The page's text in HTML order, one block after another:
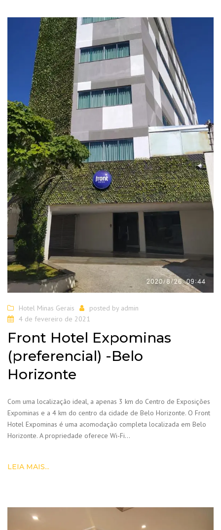
Hotel Minas Gerais posted by admin
4 de fevereiro de 2021
Front Hotel Expominas
(preferencial) -Belo
Horizonte
Com uma localização ideal, a apenas 3 km do Centro de Exposições
Expominas e a 4 km do centro da cidade de Belo Horizonte. O Front
Hotel Expominas é uma acomodação completa localizada em Belo
Horizonte. A propriedade oferece Wi-Fi…
LEIA MAIS...